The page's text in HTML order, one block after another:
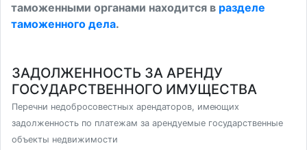
таможенными органами находится в разделе
таможенного дела.
ЗАДОЛЖЕННОСТЬ ЗА АРЕНДУ
ГОСУДАРСТВЕННОГО ИМУЩЕСТВА
Перечни недобросовестных арендаторов, имеющих
задолженность по платежам за арендуемые государственные
объекты недвижимости